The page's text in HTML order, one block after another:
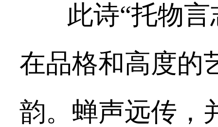
此诗“托物
在品格和高度的
韵。蝉声远传，